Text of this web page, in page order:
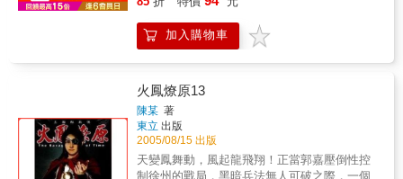
了兩種不同的忠義理念。及後太史慈被捕，孫
策預收攬他於旗下。可是，對前主的忠義，太
史慈寧死不屈…
加入購物車
火鳳燎原13
陳某 著
東立 出版
2005/08/15 出版
天變鳳舞動，風起龍飛翔！正當郭嘉壓倒性控
制徐州的戰局，黑暗兵法無人可破之際，一個